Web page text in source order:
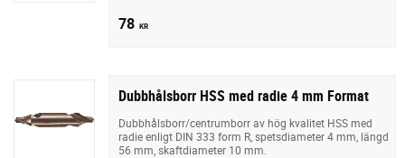
78 KR
Dubbhålsborr HSS med radie 4 mm Format
Dubbhålsborr/centrumborr av hög kvalitet HSS med
radie enligt DIN 333 form R, spetsdiameter 4 mm, längd
56 mm, skaftdiameter 10 mm.